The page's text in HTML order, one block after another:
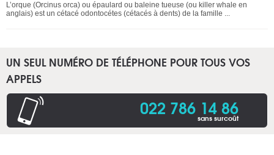
L’orque (Orcinus orca) ou épaulard ou baleine tueuse (ou killer whale en
anglais) est un cétacé odontocétes (cétacés à dents) de la famille ...
UN SEUL NUMÉRO DE TÉLÉPHONE POUR TOUS VOS
APPELS
022 786 14 86
sans surcoût